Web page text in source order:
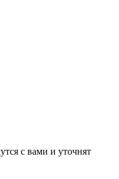
с вами и уточнят